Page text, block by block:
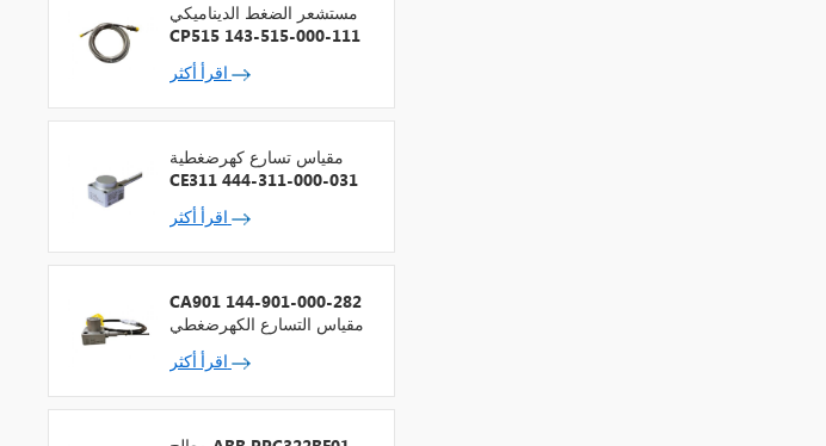
مستشعر الضغط الديناميكي
CP515 143-515-000-111
مقياس تسارع كهرضغطية
CE311 444-311-000-031
CA901 144-901-000-282
مقياس التسارع الكهرضغطي